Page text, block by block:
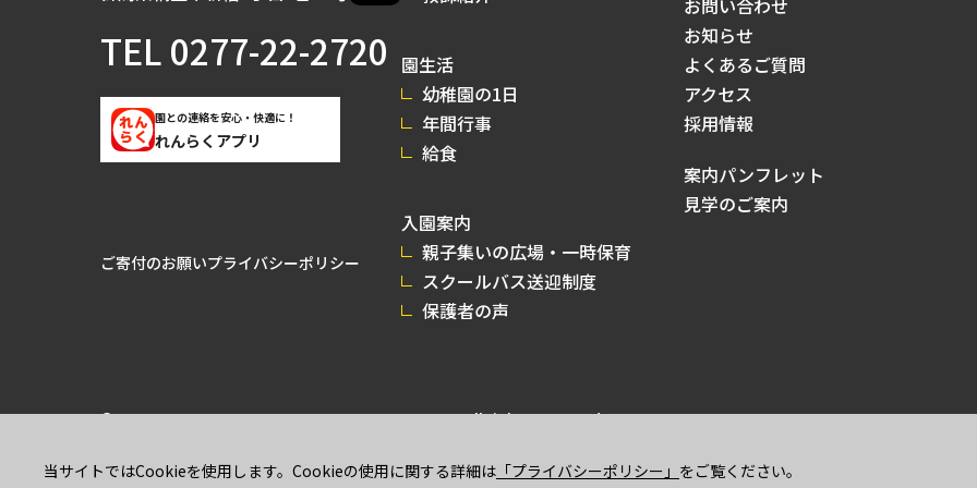
TEL0277-22-2720
園との連絡を安心・快適に！
れんらくアプリ
ご寄付のお願いプライバシーポリシー
園生活
幼稚園の1日
年間行事
給食
入園案内
親子集いの広場・一時保育
スクールバス送迎制度
保護者の声
お問い合わせ
お知らせ
よくあるご質問
アクセス
採用情報
案内パンフレット
見学のご案内
© 2026 GUNMA MIRAI UNIVERSITY KINDERGARTEN All rights reserved.
当サイトではCookieを使用します。Cookieの使用に関する詳細は 「プライバシーポリシー」 をご覧ください。